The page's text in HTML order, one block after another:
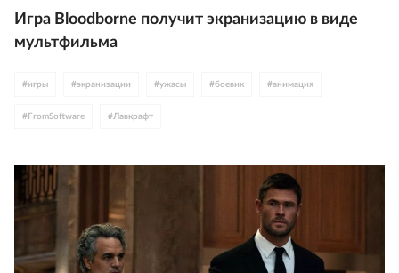
Игра Bloodborne получит экранизацию в виде
мультфильма
#игры #экранизации #ужасы #боевик #анимация
# FromSoftware # Лавкрафт